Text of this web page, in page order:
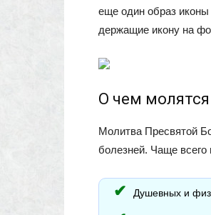
еще один образ
держащие икону на
О чем
Молитва Пресвятой
болезней. Чаще
Душевных и